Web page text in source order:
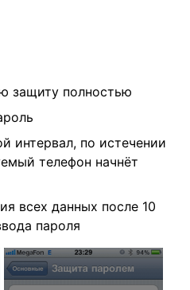
защиту полностью
интервал, по истечении
телефон начнёт
всех данных после 10
пароля